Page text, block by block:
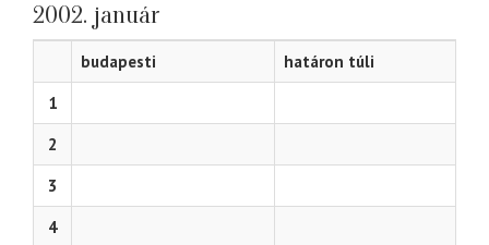
2002. január
budapesti
határon túli
1
2
3
4